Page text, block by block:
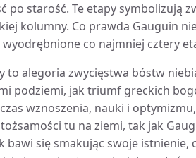
po starość. Te etapy symbolizują
kolumny. Co prawda Gauguin
co najmniej cztery
to alegoria zwycięstwa bóstw
podziemi, jak triumf greckich
wznoszenia, nauki i
tu na ziemi, tak jak
bawi się smakując swoje istnienie,